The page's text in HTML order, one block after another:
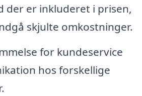
der er inkluderet i prisen,
skjulte omkostninger.
for kundeservice
hos forskellige